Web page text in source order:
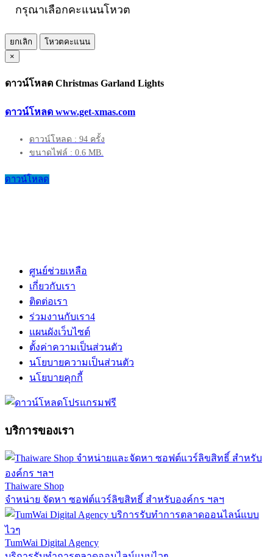
กรุณาเลือกคะแนนโหวต
ยกเลิก
โหวตคะแนน
×
ดาวน์โหลด Christmas Garland Lights
ดาวน์โหลด www.get-xmas.com
ดาวน์โหลด : 94 ครั้ง
ขนาดไฟล์ : 0.6 MB.
ดาวน์โหลด
ศูนย์ช่วยเหลือ
เกี่ยวกับเรา
ติดต่อเรา
ร่วมงานกับเรา4
แผนผังเว็บไซต์
ตั้งค่าความเป็นส่วนตัว
นโยบายความเป็นส่วนตัว
นโยบายคุกกี้
บริการของเรา
Thaiware Shop
จำหน่าย จัดหา ซอฟต์แวร์ลิขสิทธิ์ สำหรับองค์กร ฯลฯ
TumWai Digital Agency